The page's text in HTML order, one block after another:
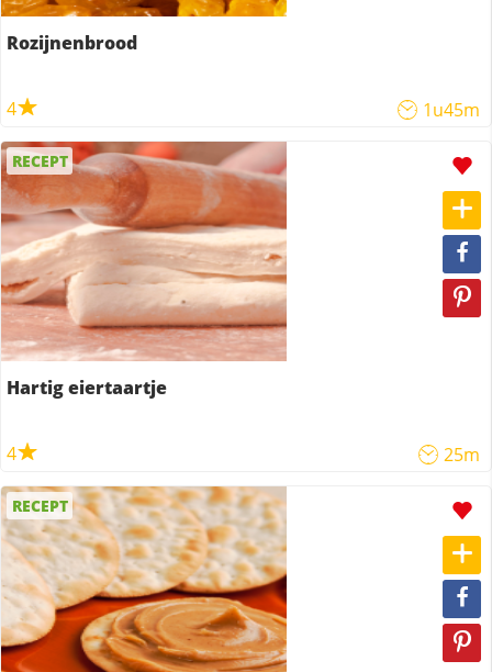
Rozijnenbrood
4 1u45m
RECEPT
Hartig eiertaartje
4 25m
RECEPT